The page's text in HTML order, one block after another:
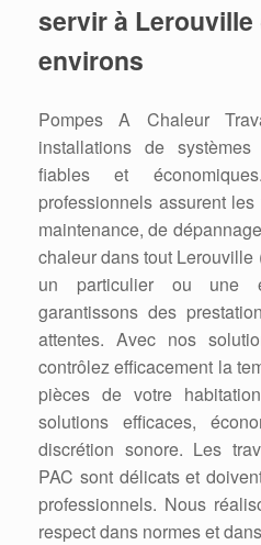
servir à Lerouville
environs
Pompes A Chaleur
installations de
fiables et
professionnels assurent
maintenance, de
chaleur dans tout Lerouville
un particulier ou une
garantissons des
attentes. Avec nos
contrôlez efficacement la
pièces de votre
solutions efficaces,
discrétion sonore. Les
PAC sont délicats et
professionnels. Nous
respect dans normes et